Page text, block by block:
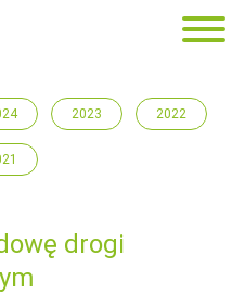
2023 2022
drogi